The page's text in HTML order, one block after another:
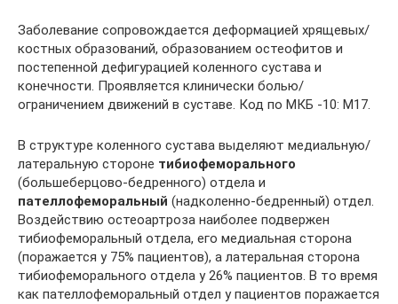
Заболевание сопровождается деформацией хрящевых/
костных образований, образованием остеофитов и
постепенной дефигурацией коленного сустава и
конечности. Проявляется клинически болью/
ограничением движений в суставе. Код по МКБ -10: М17.
В структуре коленного сустава выделяют медиальную/
латеральную сторонe тибиофеморального
(большеберцово-бедренного) отдела и
пателлофеморальный (надколенно-бедренный) отдел.
Воздействию остеоартроза наиболее подвержен
тибиофеморальный отдела, его медиальная сторона
(поражается у 75% пациентов), а латеральная сторона
тибиофеморального отдела у 26% пациентов. В то время
как пателлофеморальный отдел у пациентов поражается